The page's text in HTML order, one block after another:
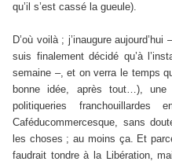
qu’il s’est cassé la gueule).
D’où voilà ; j’inaugure
suis finalement décidé qu’à
semaine –, et on verra le temps
bonne idée, après tout…), une
politiqueries
Caféducommercesque, sans
les choses ; au moins ça. Et
faudrait tondre à la Libération,